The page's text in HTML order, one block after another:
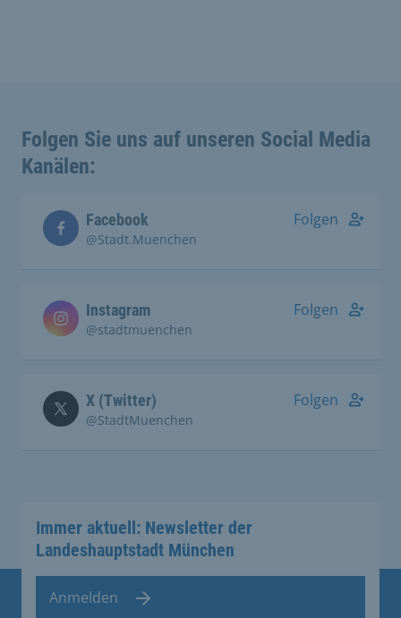
Folgen Sie uns auf unseren Social Media
Kanälen:
Facebook
@Stadt.Muenchen
Folgen
Instagram
@stadtmuenchen
Folgen
X (Twitter)
@StadtMuenchen
Folgen
Immer aktuell: Newsletter der
Landeshauptstadt München
Anmelden